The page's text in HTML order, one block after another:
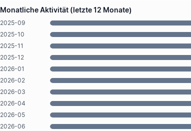
Monatliche Aktivität (letzte 12 Monate)
2025-09
2025-10
2025-11
2025-12
2026-01
2026-02
2026-03
2026-04
2026-05
2026-06